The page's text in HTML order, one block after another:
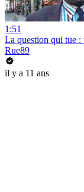
1:51
La question qui tue :
Rue89
il y a 11 ans